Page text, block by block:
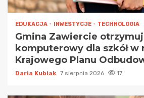
EDUKACJA INWESTYCJE TECHNOLOGIA
Gmina Zawiercie
komputerowy dla szkół w
Krajowego Planu
Daria Kubiak 7 sierpnia 2026 17